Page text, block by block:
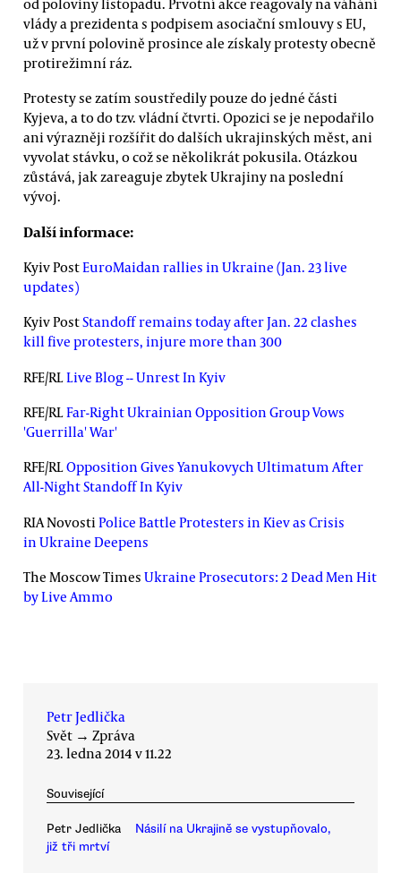
vlády a prezidenta s podpisem asociační smlouvy s EU,
už v první polovině prosince ale získaly protesty obecně
protirežimní ráz.
Protesty se zatím soustředily pouze do jedné části
Kyjeva, a to do tzv. vládní čtvrti. Opozici se je nepodařilo
ani výrazněji rozšířit do dalších ukrajinských měst, ani
vyvolat stávku, o což se několikrát pokusila. Otázkou
zůstává, jak zareaguje zbytek Ukrajiny na poslední
vývoj.
Další informace:
Kyiv PostEuroMaidan rallies in Ukraine (Jan. 23 live
updates)
Kyiv PostStandoff remains today after Jan. 22 clashes
kill five protesters, injure more than 300
RFE/RLLive Blog -- Unrest In Kyiv
RFE/RLFar-Right Ukrainian Opposition Group Vows
'Guerrilla' War'
RFE/RLOpposition Gives Yanukovych Ultimatum After
All-Night Standoff In Kyiv
RIA Novosti Police Battle Protesters in Kiev as Crisis
in Ukraine Deepens
The Moscow Times Ukraine Prosecutors: 2 Dead Men Hit
by Live Ammo
Petr Jedlička
Svět → Zpráva
23. ledna 2014 v 11.22
Související
Petr Jedlička
Násilí na Ukrajině se vystupňovalo,
již tři mrtví